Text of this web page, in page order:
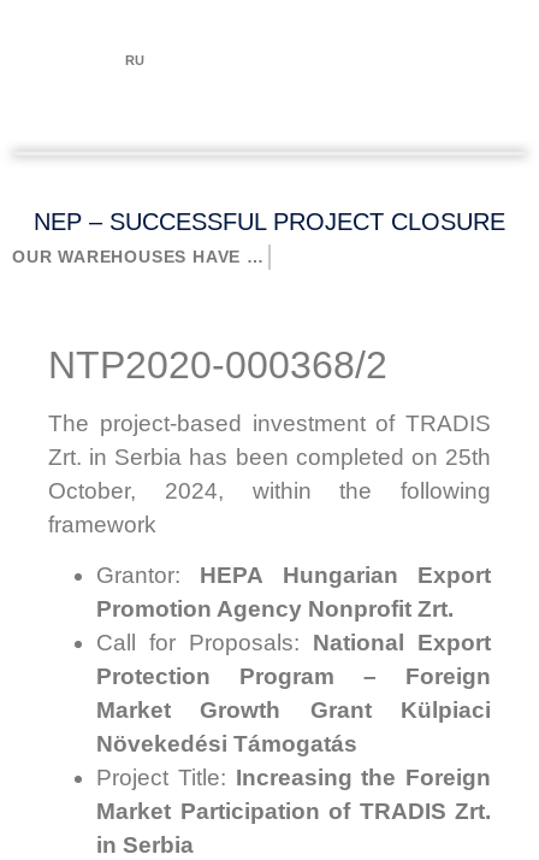
RU
NEP – SUCCESSFUL PROJECT CLOSURE
OUR WAREHOUSES HAVE BEEN COMPLETED! - SIMANOVCI
NTP2020-000368/2
The project-based investment of TRADIS
Zrt. in Serbia has been completed on 25th
October, 2024, within the following
framework
Grantor: HEPA Hungarian Export
Promotion Agency Nonprofit Zrt.
Call for Proposals: National Export
Protection Program – Foreign
Market Growth Grant
Külpiaci
Növekedési Támogatás
Project Title: Increasing the Foreign
Market Participation of TRADIS Zrt.
in Serbia